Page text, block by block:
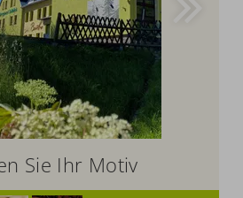
Sie Ihr Motiv